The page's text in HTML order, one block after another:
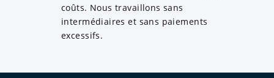
coûts. Nous travaillons sans
intermédiaires et sans paiements
excessifs.